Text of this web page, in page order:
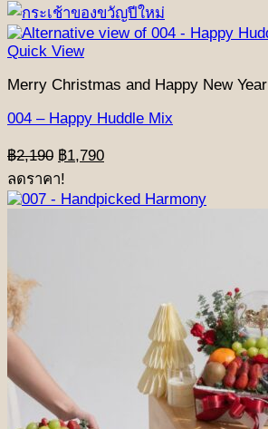
Quick View
Merry Christmas and Happy New Year
004 – Happy Huddle Mix
฿2,190 Original
was:
฿2,190.
฿1,790Current
฿1,790.
ลดราคา!